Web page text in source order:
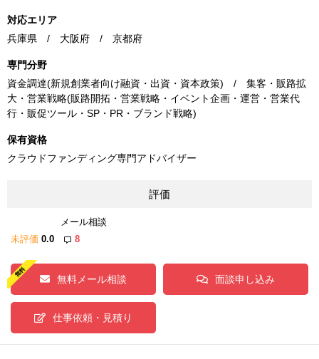
対応エリア
兵庫県 / 大阪府 / 京都府
専門分野
資金調達(新規創業者向け融資・出資・資本政策) / 集客・販路拡
大・営業戦略(販路開拓・営業戦略・イベント企画・運営・営業代
行・販促ツール・SP・PR・ブランド戦略)
保有資格
クラウドファンディング専門アドバイザー
評価
メール相談
未評価 0.0 8
無料メール相談 面談申し込み
仕事依頼・見積り